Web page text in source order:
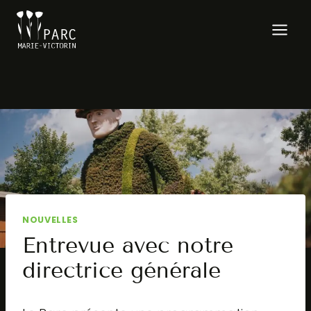
Aller
contenu
NOUVELLES
Entrevue avec notre
directrice générale